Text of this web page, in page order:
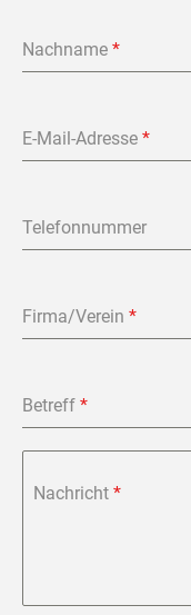
Nachname *
E-Mail-Adresse *
Telefonnummer
Firma/Verein *
Betreff *
Nachricht *